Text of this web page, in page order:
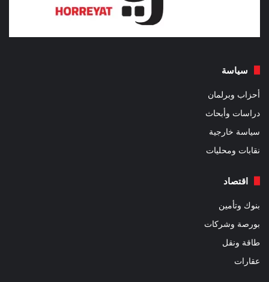
سياسة
أحزاب وبرلمان
دراسات وأبحاث
سياسة خارجية
نقابات ومحليات
اقتصاد
بنوك وتأمين
بورصة وشركات
طاقة ونقل
عقارات